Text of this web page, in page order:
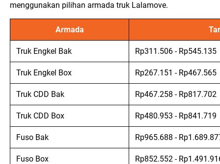
menggunakan pilihan armada truk Lalamove.
Armada
Truk Engkel Bak Rp311.506 - Rp545.135
Truk Engkel Box Rp267.151 - Rp467.565
Truk CDD Bak Rp467.258 - Rp817.702
Truk CDD Box Rp480.953 - Rp841.719
Fuso Bak Rp965.688 -
Fuso Box Rp852.552 -